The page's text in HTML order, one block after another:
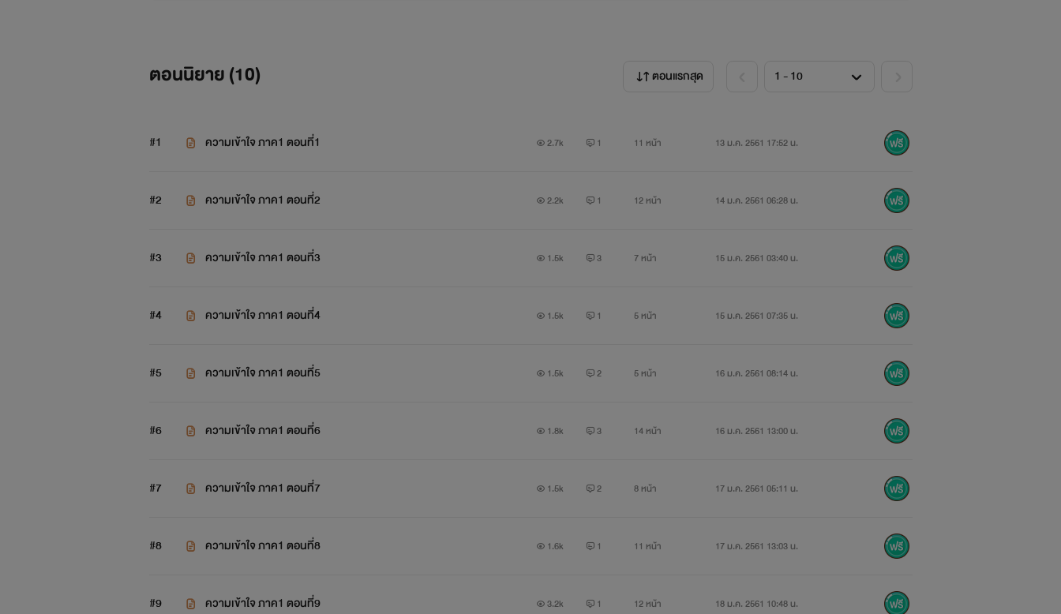
ตอนนิยาย (10) ตอนแรกสุด
#1 ความเข้าใจ ภาค1 ตอนที่1 2.7k 1 11 หน้า 13 ม.ค. 2561 17:52 น.
#2 ความเข้าใจ ภาค1 ตอนที่2 2.2k 1 12 หน้า 14 ม.ค. 2561 06:28 น.
#3 ความเข้าใจ ภาค1 ตอนที่3 1.5k 3 7 หน้า 15 ม.ค. 2561 03:40 น.
#4 ความเข้าใจ ภาค1 ตอนที่4 1.5k 1 5 หน้า 15 ม.ค. 2561 07:35 น.
#5 ความเข้าใจ ภาค1 ตอนที่5 1.5k 2 5 หน้า 16 ม.ค. 2561 08:14 น.
#6 ความเข้าใจ ภาค1 ตอนที่6 1.8k 3 14 หน้า 16 ม.ค. 2561 13:00 น.
#7 ความเข้าใจ ภาค1 ตอนที่7 1.5k 2 8 หน้า 17 ม.ค. 2561 05:11 น.
#8 ความเข้าใจ ภาค1 ตอนที่8 1.6k 1 11 หน้า 17 ม.ค. 2561 13:03 น.
#9 ความเข้าใจ ภาค1 ตอนที่9 3.2k 1 12 หน้า 18 ม.ค. 2561 10:48 น.